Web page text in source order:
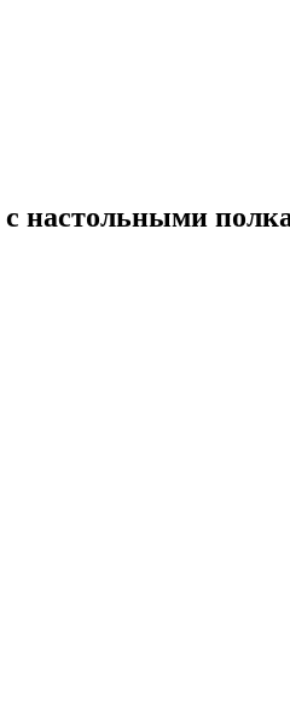
с настольными